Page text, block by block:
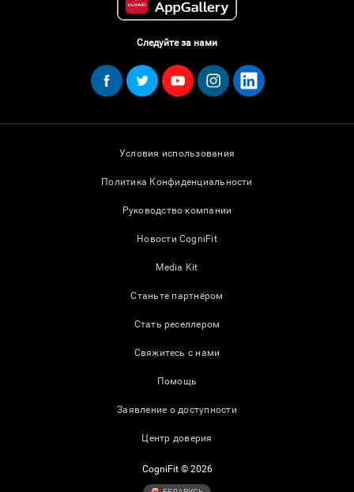
Следуйте за нами
Условия использования
Политика Конфиденциальности
Руководство компании
Новости CogniFit
Media Kit
Станьте партнёром
Стать реселлером
Свяжитесь с нами
Помощь
Заявление о доступности
Центр доверия
CogniFit © 2026